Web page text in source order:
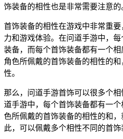
饰装备的相性也是非常需要注意的
首饰装备的相性在游戏中非常重
力和游戏体验。在问道手游中，
装备，而每个首饰装备都有一个
角色所佩戴的首饰装备的相性的
性。
那么，问道手游首饰可以很多个
道手游中，每个首饰装备都有一
色所佩戴的首饰装备的相性的和
此，可以佩戴多个相性不同的首饰